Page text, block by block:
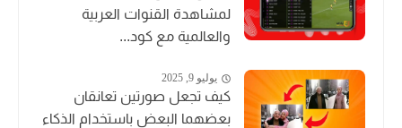
لمشاهدة القنوات العربية
والعالمية مع كود...
يوليو 9, 2025
كيف تجعل صورتين تعانقان
بعضهما البعض باستخدام الذكاء